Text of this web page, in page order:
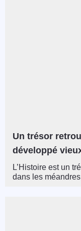
Un trésor
développé
L’Histoire est un
dans les